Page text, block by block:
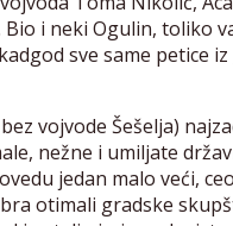
i neki Ogulin, toliko
sve same petice
vojvode Šešelja)
nežne i umiljate
jedan malo veći,
otimali gradske